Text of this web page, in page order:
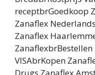
receptbrGoedkoop
Zanaflex
Zanaflex
VISAbrKopen
Drugs Zanaflex